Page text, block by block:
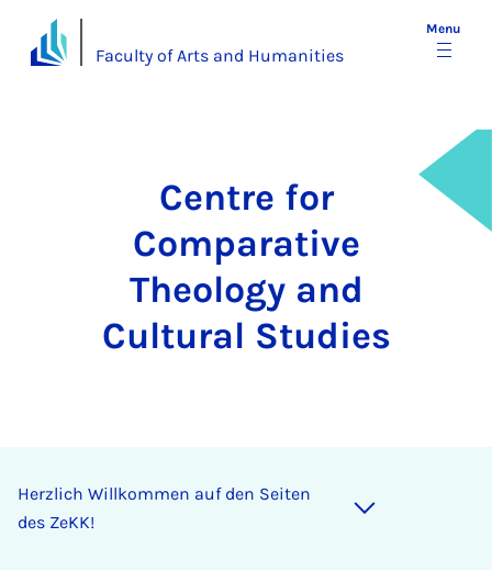
Faculty of Arts and Humanities
Menu
Centre for
Comparative
Theology and
Cultural Studies
Herzlich Willkommen auf den Seiten
des ZeKK!